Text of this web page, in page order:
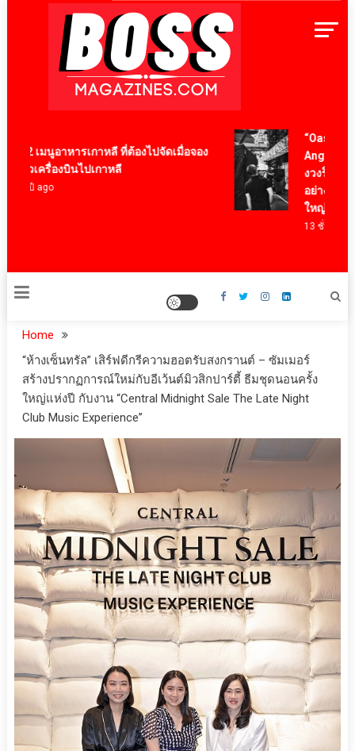
12 เมนูอาหารเกาหลี ที่ต้องไปจัดเมื่อจอง
ตั๋วเครื่องบินไปเกาหลี
4 ปี ago
“Oasis:
Anger” ร่วม
งวงร็อคระดับ
อย่าง Oasis
ใหญ่
13 ชั่วโมง ago
Home
“ห้างเซ็นทรัล” เสิร์ฟดีกรีความฮอตรับสงกรานต์ – ซัมเมอร์
สร้างปรากฏการณ์ใหม่กับอีเว้นต์มิวสิกปาร์ตี้ ธีมชุดนอนครั้ง
ใหญ่แห่งปี กับงาน “Central Midnight Sale The Late Night
Club Music Experience”